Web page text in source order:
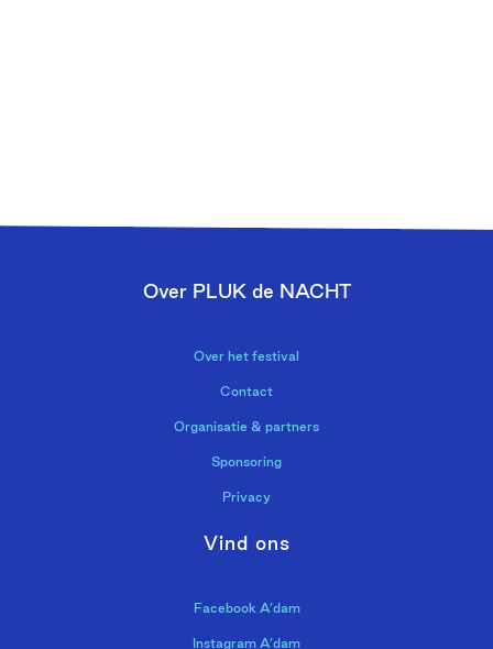
Over PLUK de NACHT
Over het festival
Contact
Organisatie & partners
Sponsoring
Privacy
Vind ons
Facebook A’dam
Instagram A’dam